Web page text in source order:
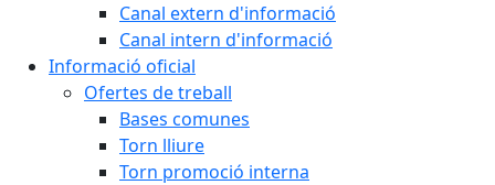
Canal extern d'informació
Canal intern d'informació
Informació oficial
Ofertes de treball
Bases comunes
Torn lliure
Torn promoció interna